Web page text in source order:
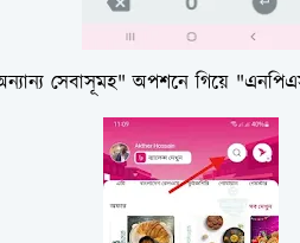
সেবাসূমহ" অপশনে গিয়ে